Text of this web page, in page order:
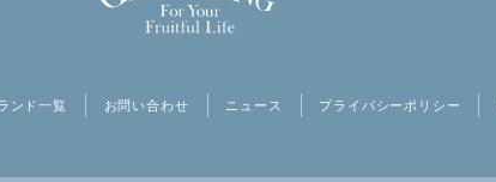
ンド一覧 お問い合わせ ニュース プライバシーポリシー